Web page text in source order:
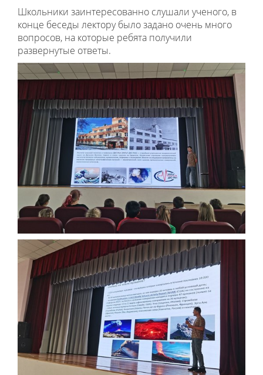
Школьники заинтересованно слушали ученого, в
конце беседы лектору было задано очень много
вопросов, на которые ребята получили
развернутые ответы.